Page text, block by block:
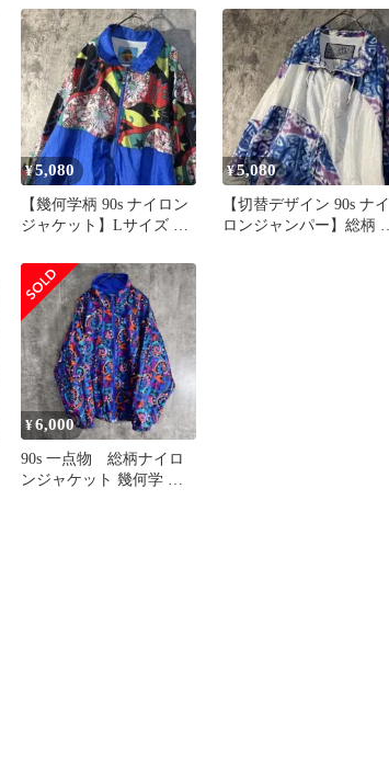
¥5,080
【幾何学柄 90s ナイロン
ジャケット】Lサイズ 総
¥5,080
【切替デザイン 90s ナイ
ロンジャンパー】総柄 ブ
¥6,000
90s 一点物 総柄ナイロ
ンジャケット 幾何学 派